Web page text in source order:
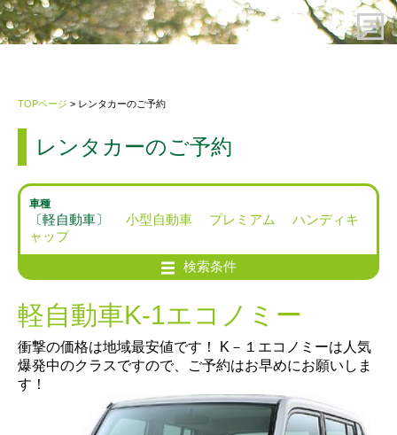
ご利用案内
会社概要
お問い合わせ先
会員ログイン
TOPページ > レンタカーのご予約
レンタカーのご予約
車種
〔軽自動車〕 小型自動車 プレミアム
ハンディキ
ャップ
検索条件
軽自動車K-1エコノミー
衝撃の価格は地域最安値です！ K－１エコノミーは人気
爆発中のクラスですので、ご予約はお早めにお願いしま
す！